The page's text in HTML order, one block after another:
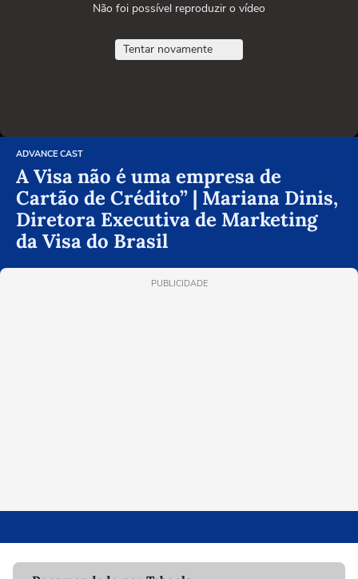
Não foi possível reproduzir o vídeo
Tentar novamente
ADVANCE CAST
A Visa não é uma empresa de
Cartão de Crédito” | Mariana Dinis,
Diretora Executiva de Marketing
da Visa do Brasil
PUBLICIDADE